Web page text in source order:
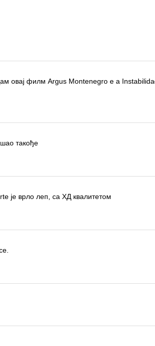
овај филм Argus Montenegro e a
такође
је врло леп, са ХД квалитетом